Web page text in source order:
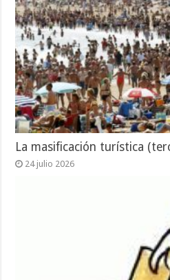
La masificación turística
24 julio 2026